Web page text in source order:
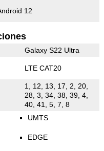
12
Galaxy S22 Ultra
LTE CAT20
1, 12, 13, 17, 2, 20,
28, 3, 34, 38, 39, 4,
40, 41, 5, 7, 8
UMTS
EDGE